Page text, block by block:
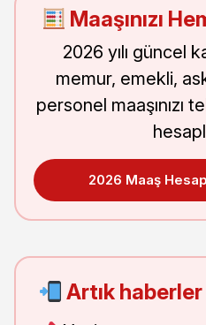
Maaşınızı
2026 yılı güncel
memur, emekli,
personel maaşınızı
2026 Maaş
Artık